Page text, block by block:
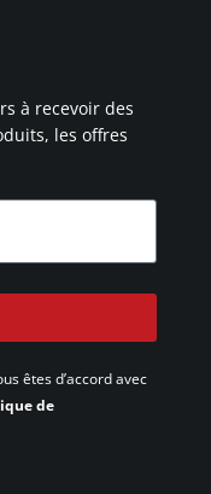
à recevoir des
les offres
êtes d’accord avec
de